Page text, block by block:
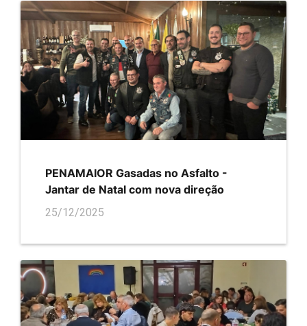
PENAMAIOR Gasadas no Asfalto -
Jantar de Natal com nova direção
25/12/2025